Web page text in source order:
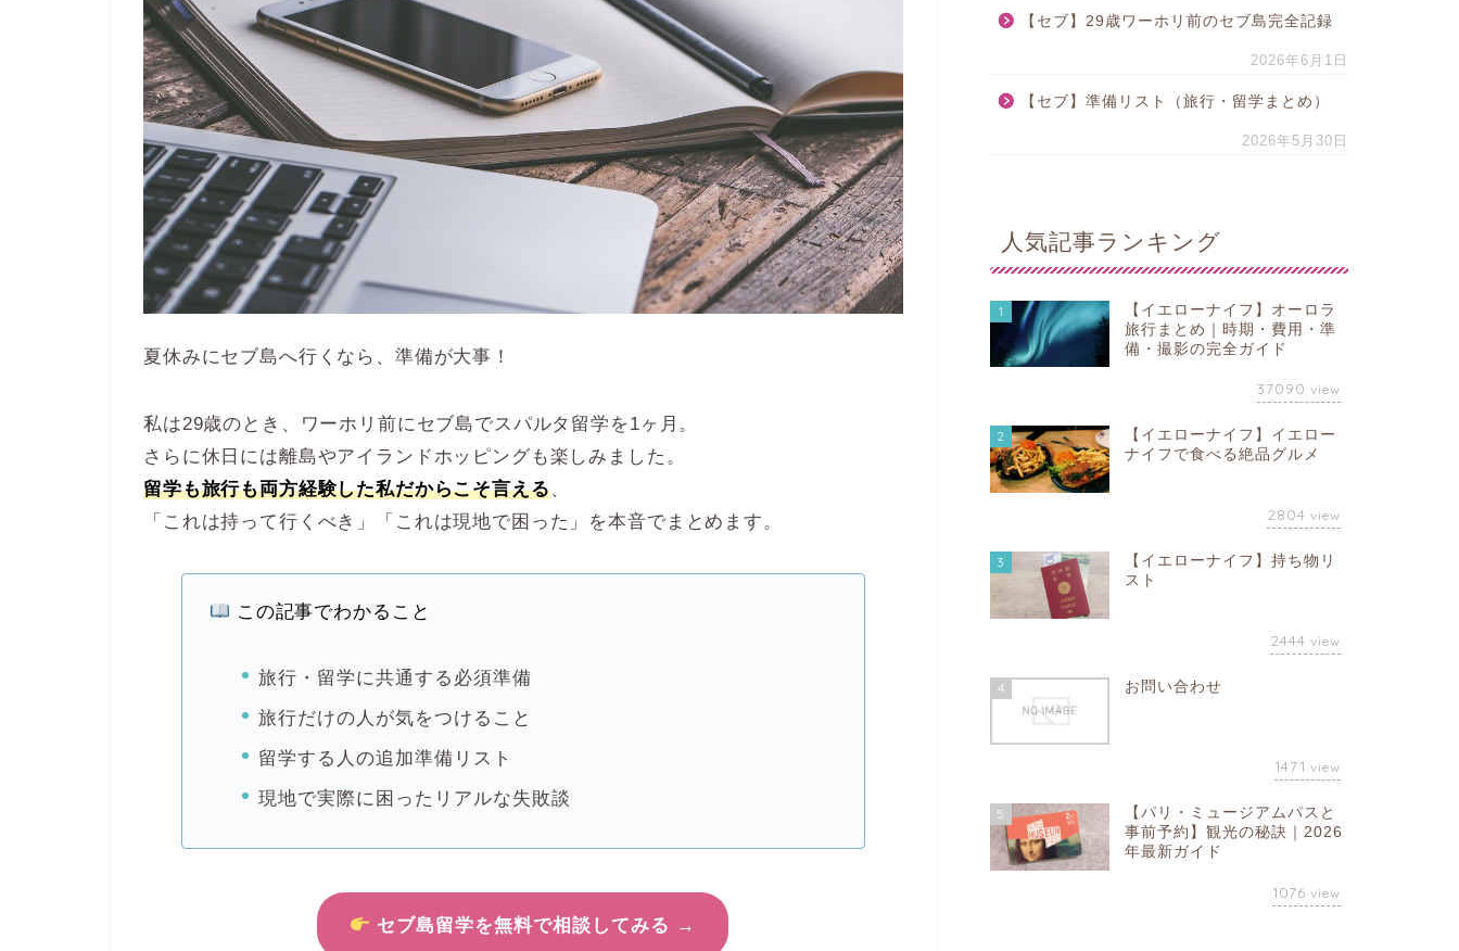
夏休みにセブ島へ行くなら、準備が大事！
私は29歳のとき、ワーホリ前にセブ島でスパルタ留学を1ヶ月。
さらに休日には離島やアイランドホッピングも楽しみました。
留学も旅行も両方経験した私だからこそ言える、
「これは持って行くべき」「これは現地で困った」を本音でまとめます。
この記事でわかること
旅行・留学に共通する必須準備
旅行だけの人が気をつけること
留学する人の追加準備リスト
現地で実際に困ったリアルな失敗談
セブ島留学を無料で相談してみる →
【セブ】29歳ワーホリ前のセブ島完全記録
2026年6月1日
【セブ】準備リスト（旅行・留学まとめ）
2026年5月30日
人気記事ランキング
1
【イエローナイフ】オーロラ
旅行まとめ｜時期・費用・準
備・撮影の完全ガイド
37090 view
2
【イエローナイフ】イエロー
ナイフで食べる絶品グルメ
2804 view
3
【イエローナイフ】持ち物リ
スト
2444 view
4 お問い合わせ
1471 view
5
【パリ・ミュージアムパスと
事前予約】観光の秘訣｜2026
年最新ガイド
1076 view